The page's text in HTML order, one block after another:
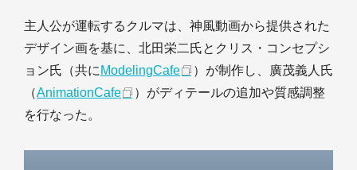
主人公が運転するクルマは、神風動画から提供された
デザイン画を基に、北田栄二氏とクリス・コンセプシ
ョン氏（共に ModelingCafe
）が制作し、廣茂義人氏
（AnimationCafe
）がディテールの追加や質感調整
を行なった。